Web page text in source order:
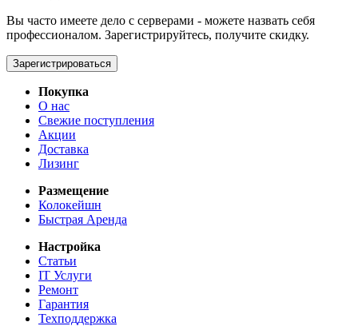
Вы часто имеете дело с серверами - можете назвать себя
профессионалом. Зарегистрируйтесь, получите скидку.
Зарегистрироваться
Покупка
О нас
Свежие поступления
Акции
Доставка
Лизинг
Размещение
Колокейшн
Быстрая Аренда
Настройка
Статьи
IT Услуги
Ремонт
Гарантия
Техподдержка